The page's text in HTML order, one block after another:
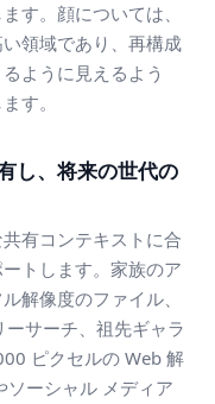
す。顔については、
領域であり、再構成
ように見えるよう
す。
し、将来の世代の
有コンテキストに合
トします。家族のア
解像度のファイル、
サーチ、祖先ギャラ
ピクセルの Web 解
ーシャル メディア